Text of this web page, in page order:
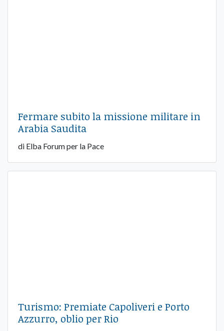
Fermare subito la missione militare in
Arabia Saudita
di Elba Forum per la Pace
Turismo: Premiate Capoliveri e Porto
Azzurro, oblio per Rio